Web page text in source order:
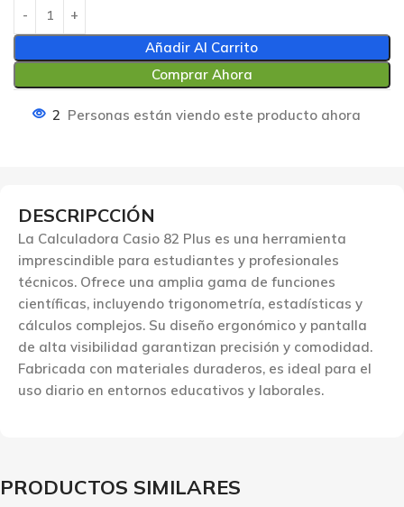
Añadir Al Carrito
Comprar Ahora
2 Personas están viendo este producto ahora
DESCRIPCCIÓN
La Calculadora Casio 82 Plus es una herramienta
imprescindible para estudiantes y profesionales
técnicos. Ofrece una amplia gama de funciones
científicas, incluyendo trigonometría, estadísticas y
cálculos complejos. Su diseño ergonómico y pantalla
de alta visibilidad garantizan precisión y comodidad.
Fabricada con materiales duraderos, es ideal para el
uso diario en entornos educativos y laborales.
PRODUCTOS SIMILARES